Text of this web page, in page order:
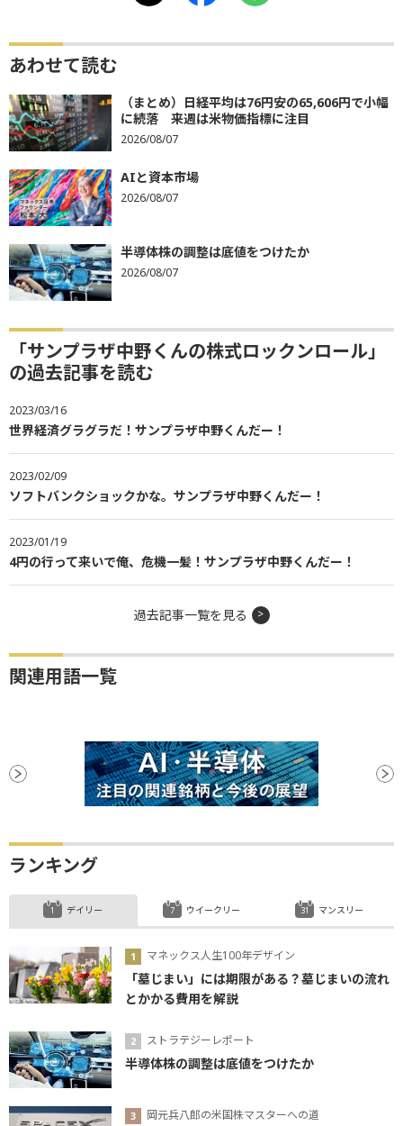
あわせて読む
（まとめ）日経平均は76円安の65,606円で小幅
に続落 来週は米物価指標に注目
2026/08/07
AIと資本市場
2026/08/07
半導体株の調整は底値をつけたか
2026/08/07
「サンプラザ中野くんの株式ロックンロール」
の過去記事を読む
2023/03/16
世界経済グラグラだ！サンプラザ中野くんだー！
2023/02/09
ソフトバンクショックかな。サンプラザ中野くんだー！
2023/01/19
4円の行って来いで俺、危機一髪！サンプラザ中野くんだー！
過去記事一覧を見る
関連用語一覧
ランキング
デイリー
マネックス人生100年デザイン
「墓じまい」には期限がある？墓じまいの流れ
とかかる費用を解説
ストラテジーレポート
半導体株の調整は底値をつけたか
岡元兵八郎の米国株マスターへの道
ウイークリー マンスリー